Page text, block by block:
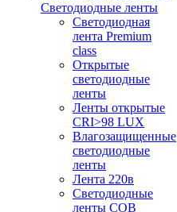
Светодиодные ленты
Светодиодная
лента Premium
class
Открытые
светодиодные
ленты
Ленты открытые
CRI>98 LUX
Влагозащищенные
светодиодные
ленты
Лента 220в
Светодиодные
ленты COB